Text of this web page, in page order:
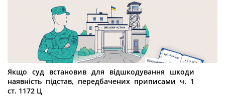
Якщо суд встановив для відшкодування шкоди
наявність підстав, передбачених приписами ч. 1
ст. 1172 Ц